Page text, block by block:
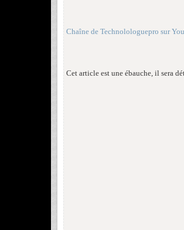
Chaîne de Technolologuepro sur
Cet article est une ébauche, il sera